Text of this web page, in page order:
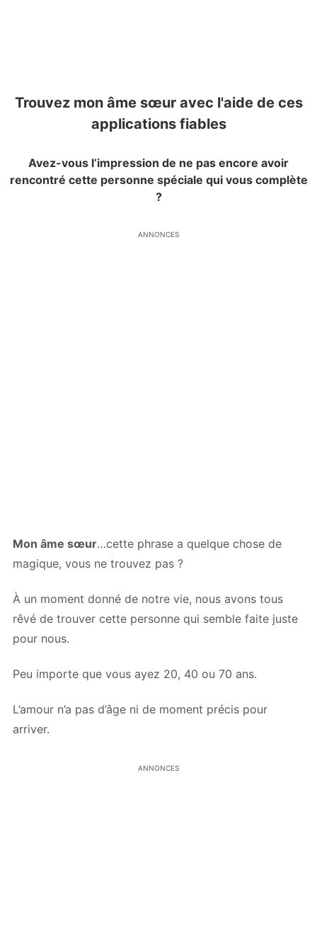
Trouvez mon âme sœur avec l'aide de ces
applications fiables
Avez-vous l’impression de ne pas encore avoir
rencontré cette personne spéciale qui vous complète
?
ANNONCES
Mon âme sœur…cette phrase a quelque chose de
magique, vous ne trouvez pas ?
À un moment donné de notre vie, nous avons tous
rêvé de trouver cette personne qui semble faite juste
pour nous.
Peu importe que vous ayez 20, 40 ou 70 ans.
L’amour n’a pas d’âge ni de moment précis pour
arriver.
ANNONCES